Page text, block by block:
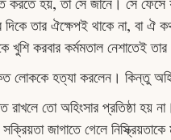
তার ঐক্ষেপই থাকে না, বা ঐ
করবার কর্মমতাল নেশাতেই তার
হত্যা করলেন। কিন্তু
তো অহিংসার প্রতিষ্ঠা হয়
জাগাতে গেলে